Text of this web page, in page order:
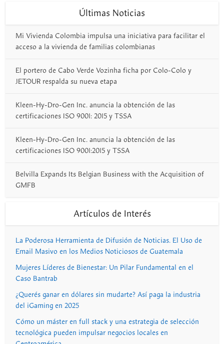
Últimas Noticias
Mi Vivienda Colombia impulsa una iniciativa para facilitar el
acceso a la vivienda de familias colombianas
El portero de Cabo Verde Vozinha ficha por Colo-Colo y
JETOUR respalda su nueva etapa
Kleen-Hy-Dro-Gen Inc. anuncia la obtención de las
certificaciones ISO 9001: 2015 y TSSA
Kleen-Hy-Dro-Gen Inc. anuncia la obtención de las
certificaciones ISO 9001:2015 y TSSA
Belvilla Expands Its Belgian Business with the Acquisition of
GMFB
Artículos de Interés
La Poderosa Herramienta de Difusión de Noticias. El Uso de
Email Masivo en los Medios Noticiosos de Guatemala
Mujeres Líderes de Bienestar: Un Pilar Fundamental en el
Caso Bantrab
¿Querés ganar en dólares sin mudarte? Así paga la industria
del iGaming en 2025
Cómo un máster en full stack y una estrategia de selección
tecnológica pueden impulsar negocios locales en